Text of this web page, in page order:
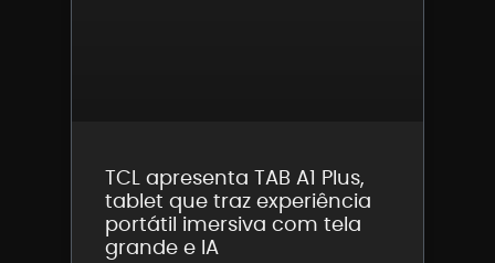
TCL apresenta TAB A1 Plus,
tablet que traz experiência
portátil imersiva com tela
grande e IA